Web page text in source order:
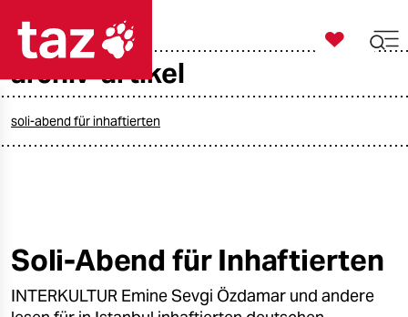
taz zahl ich
öko
gesellschaft

taz zahl ich
archiv-artikel
soli-abend für inhaftierten
Soli-Abend für Inhaftierten
INTERKULTUR Emine Sevgi Özdamar und andere